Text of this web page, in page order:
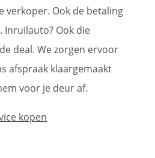
verkoper. Ook de betaling
Inruilauto? Ook die
deal. We zorgen ervoor
afspraak klaargemaakt
voor je deur af.
kopen